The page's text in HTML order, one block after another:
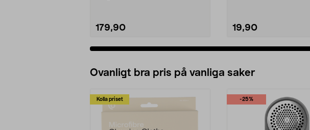
179,90 19,90
Ovanligt bra pris på vanliga saker
Kolla priset -25%